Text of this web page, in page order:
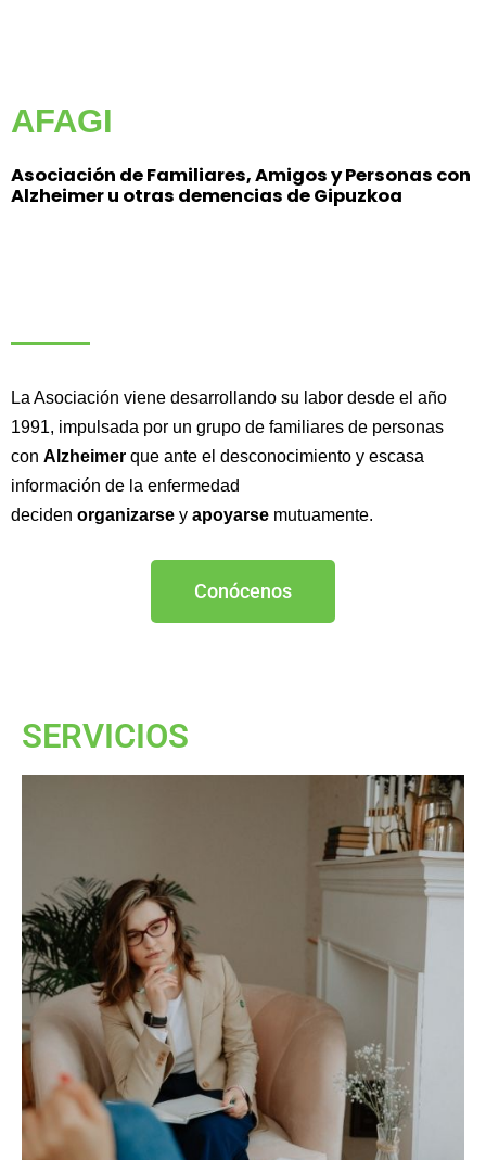
AFAGI
Asociación de Familiares, Amigos y Personas con
Alzheimer u otras demencias de Gipuzkoa
La Asociación viene desarrollando su labor desde el año
1991, impulsada por un grupo de familiares de personas
con Alzheimer que ante el desconocimiento y escasa
información de la enfermedad
deciden organizarse y apoyarse mutuamente.
Conócenos
SERVICIOS